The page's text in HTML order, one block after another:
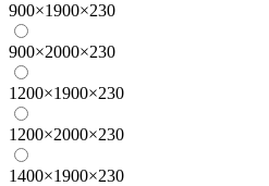
900×1900×230
900×2000×230
1200×1900×230
1200×2000×230
1400×1900×230